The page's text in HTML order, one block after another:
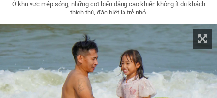
Ở khu vực mép sóng, những đợt biển dâng cao khiến không ít du khách
thích thú, đặc biệt là trẻ nhỏ.